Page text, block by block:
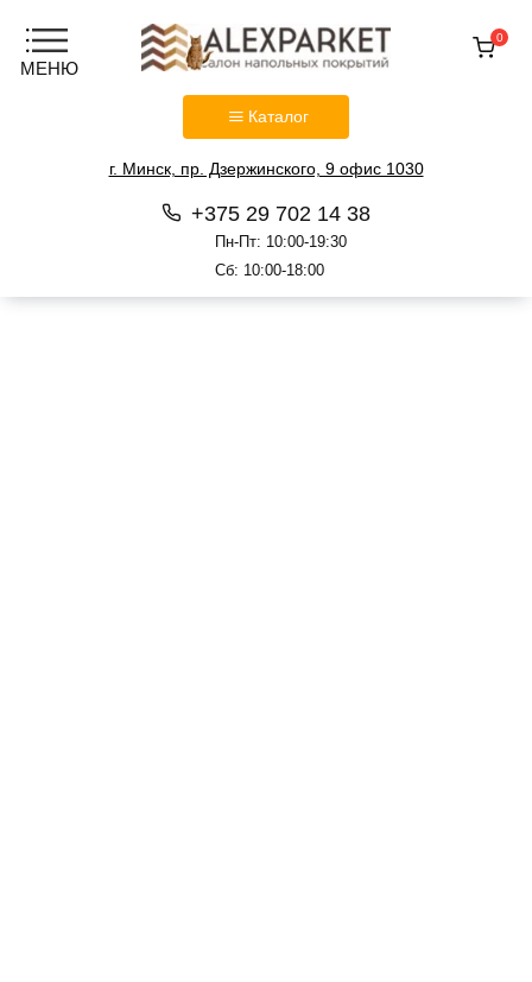
Каталог
г. Минск, пр. Дзержинского, 9 офис 1030
+375 29 702 14 38
Пн-Пт: 10:00-19:30
Сб: 10:00-18:00
0